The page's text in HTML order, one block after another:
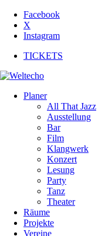
Facebook
X
Instagram
TICKETS
Planer
All That Jazz
Ausstellung
Bar
Film
Klangwerk
Konzert
Lesung
Party
Tanz
Theater
Räume
Projekte
Vereine